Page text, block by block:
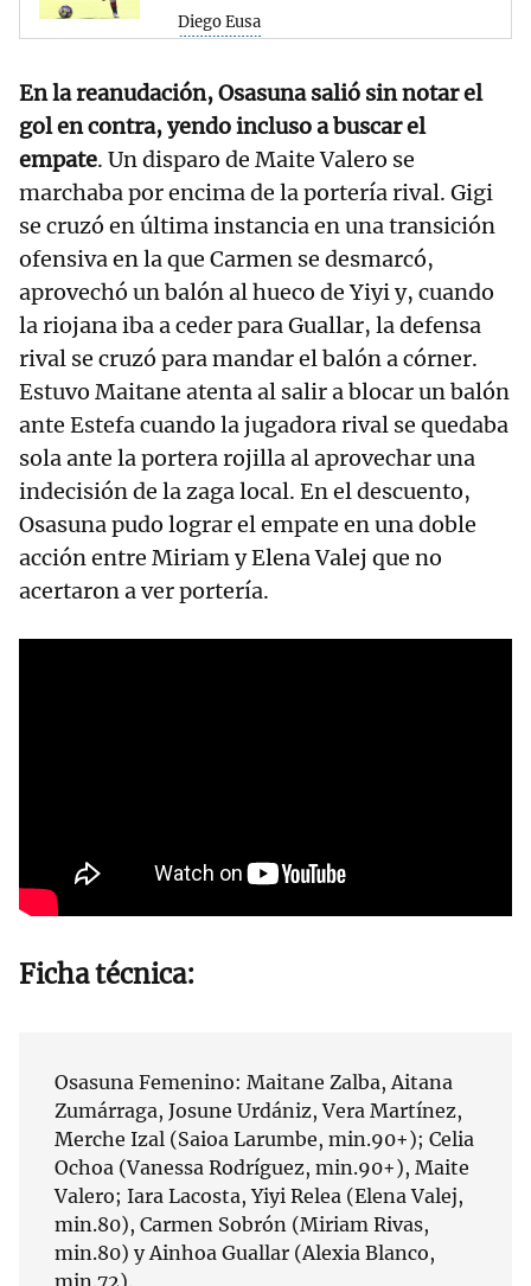
Diego Eusa
En la reanudación, Osasuna salió sin notar el
gol en contra, yendo incluso a buscar el
empate. Un disparo de Maite Valero se
marchaba por encima de la portería rival. Gigi
se cruzó en última instancia en una transición
ofensiva en la que Carmen se desmarcó,
aprovechó un balón al hueco de Yiyi y, cuando
la riojana iba a ceder para Guallar, la defensa
rival se cruzó para mandar el balón a córner.
Estuvo Maitane atenta al salir a blocar un balón
ante Estefa cuando la jugadora rival se quedaba
sola ante la portera rojilla al aprovechar una
indecisión de la zaga local. En el descuento,
Osasuna pudo lograr el empate en una doble
acción entre Miriam y Elena Valej que no
acertaron a ver portería.
Ficha técnica:
Osasuna Femenino: Maitane Zalba, Aitana
Zumárraga, Josune Urdániz, Vera Martínez,
Merche Izal (Saioa Larumbe, min.90+); Celia
Ochoa (Vanessa Rodríguez, min.90+), Maite
Valero; Iara Lacosta, Yiyi Relea (Elena Valej,
min.80), Carmen Sobrón (Miriam Rivas,
min.80) y Ainhoa Guallar (Alexia Blanco,